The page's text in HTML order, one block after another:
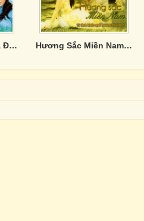
Tình Khúc Song Ca Đặc Biệt: Quê Hương 7 - Bông Bưởi Hoa Cau Hương Sắc Miền Nam -15 tình khúc quê hương 4